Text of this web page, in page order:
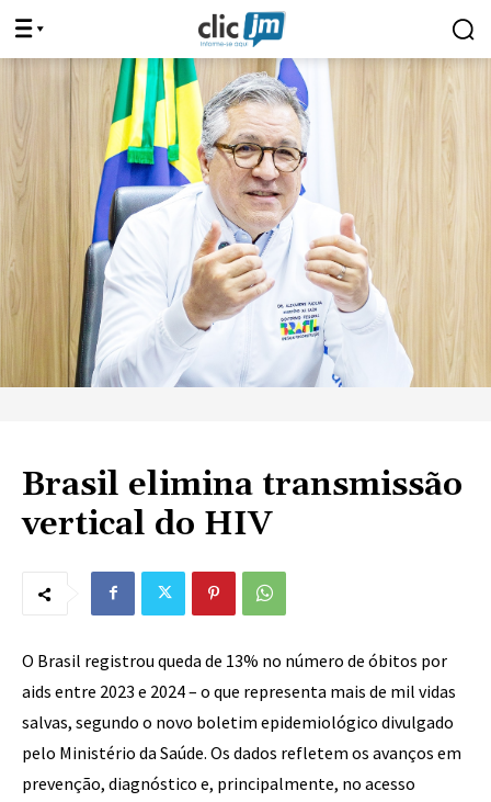
Brasil elimina transmissão
vertical do HIV
O Brasil registrou queda de 13% no número de óbitos por
aids entre 2023 e 2024 – o que representa mais de mil vidas
salvas, segundo o novo boletim epidemiológico divulgado
pelo Ministério da Saúde. Os dados refletem os avanços em
prevenção, diagnóstico e, principalmente, no acesso